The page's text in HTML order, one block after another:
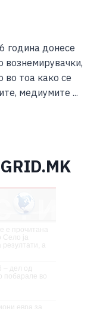
година донесе
вознемирувачки,
во тоа како се
медиумите ...